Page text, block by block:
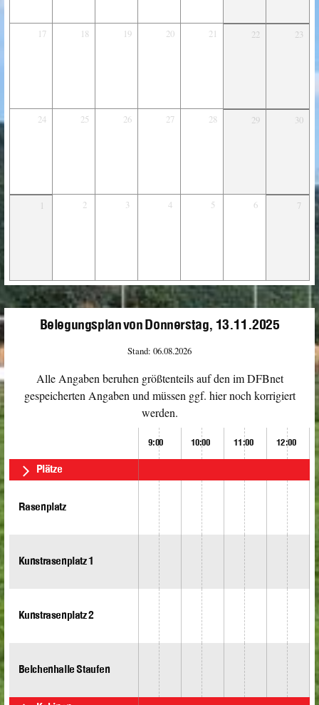
17 18 19 20 21 22 23
24 25 26 27 28 29 30
1 2 3 4 5 6 7
Belegungsplan von Donnerstag, 13.11.2025
Stand: 06.08.2026
Alle Angaben beruhen größtenteils auf den im DFBnet
gespeicherten Angaben und müssen ggf. hier noch korrigiert
werden.
9:00 10:00 11:00 12:00
Plätze
Rasenplatz
Kunstrasenplatz 1
Kunstrasenplatz 2
Belchenhalle Staufen